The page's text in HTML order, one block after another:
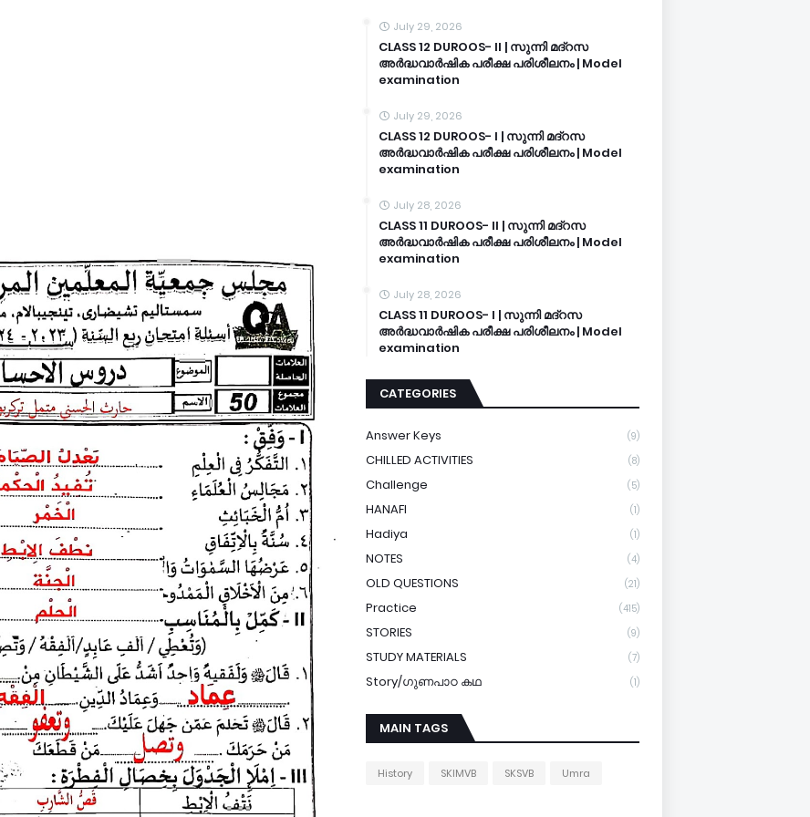
July 29, 2026
CLASS 12 DUROOS- II | സുന്നി മദ്റസ
അർദ്ധവാർഷിക പരീക്ഷ പരിശീലനം | Model
examination
July 29, 2026
CLASS 12 DUROOS- I | സുന്നി മദ്റസ
അർദ്ധവാർഷിക പരീക്ഷ പരിശീലനം | Model
examination
July 28, 2026
CLASS 11 DUROOS- II | സുന്നി മദ്റസ
അർദ്ധവാർഷിക പരീക്ഷ പരിശീലനം | Model
examination
July 28, 2026
CLASS 11 DUROOS- I | സുന്നി മദ്റസ
അർദ്ധവാർഷിക പരീക്ഷ പരിശീലനം | Model
examination
CATEGORIES
Answer Keys (9)
CHILLED ACTIVITIES (8)
Challenge (5)
HANAFI (1)
Hadiya (1)
NOTES (4)
OLD QUESTIONS (21)
Practice (415)
STORIES (9)
STUDY MATERIALS (7)
Story/ഗുണപാഠ കഥ (1)
MAIN TAGS
History SKIMVB SKSVB Umra